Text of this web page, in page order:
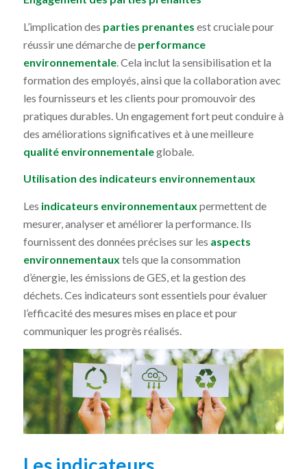
L’implication des parties prenantes est cruciale pour
réussir une démarche de performance
environnementale. Cela inclut la sensibilisation et la
formation des employés, ainsi que la collaboration avec
les fournisseurs et les clients pour promouvoir des
pratiques durables. Un engagement fort peut conduire à
des améliorations significatives et à une meilleure
qualité environnementaleglobale.
Utilisation des indicateurs environnementaux
Les indicateurs environnementaux permettent de
mesurer, analyser et améliorer la performance. Ils
fournissent des données précises sur les aspects
environnementaux tels que la consommation
d’énergie, les émissions de GES, et la gestion des
déchets. Ces indicateurs sont essentiels pour évaluer
l’efficacité des mesures mises en place et pour
communiquer les progrès réalisés.